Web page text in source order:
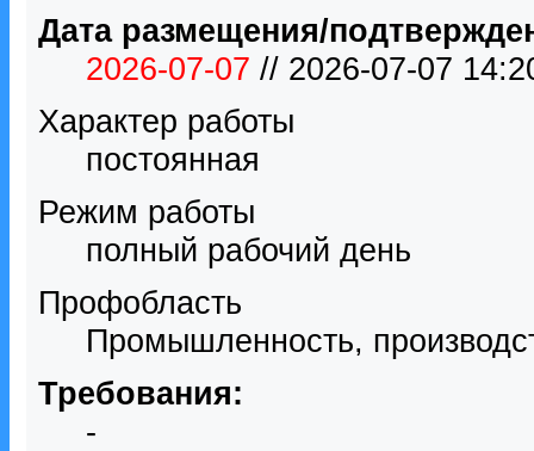
Дата размещения/
2026-07-07 // 2026-07-07
Характер работы
постоянная
Режим работы
полный рабочий день
Профобласть
Промышленность,
Требования:
-